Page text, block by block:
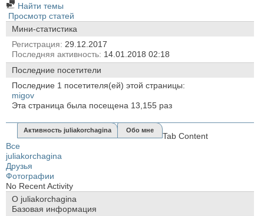
Найти темы
Просмотр статей
Мини-статистика
Регистрация 29.12.2017
Последняя активность 14.01.2018 02:18
Последние посетители
Последние 1 посетителя(ей) этой страницы:
migov
Эта страница была посещена 13,155 раз
Активность juliakorchagina Обо мне
Tab Content
Все
juliakorchagina
Друзья
Фотографии
No Recent Activity
О juliakorchagina
Базовая информация